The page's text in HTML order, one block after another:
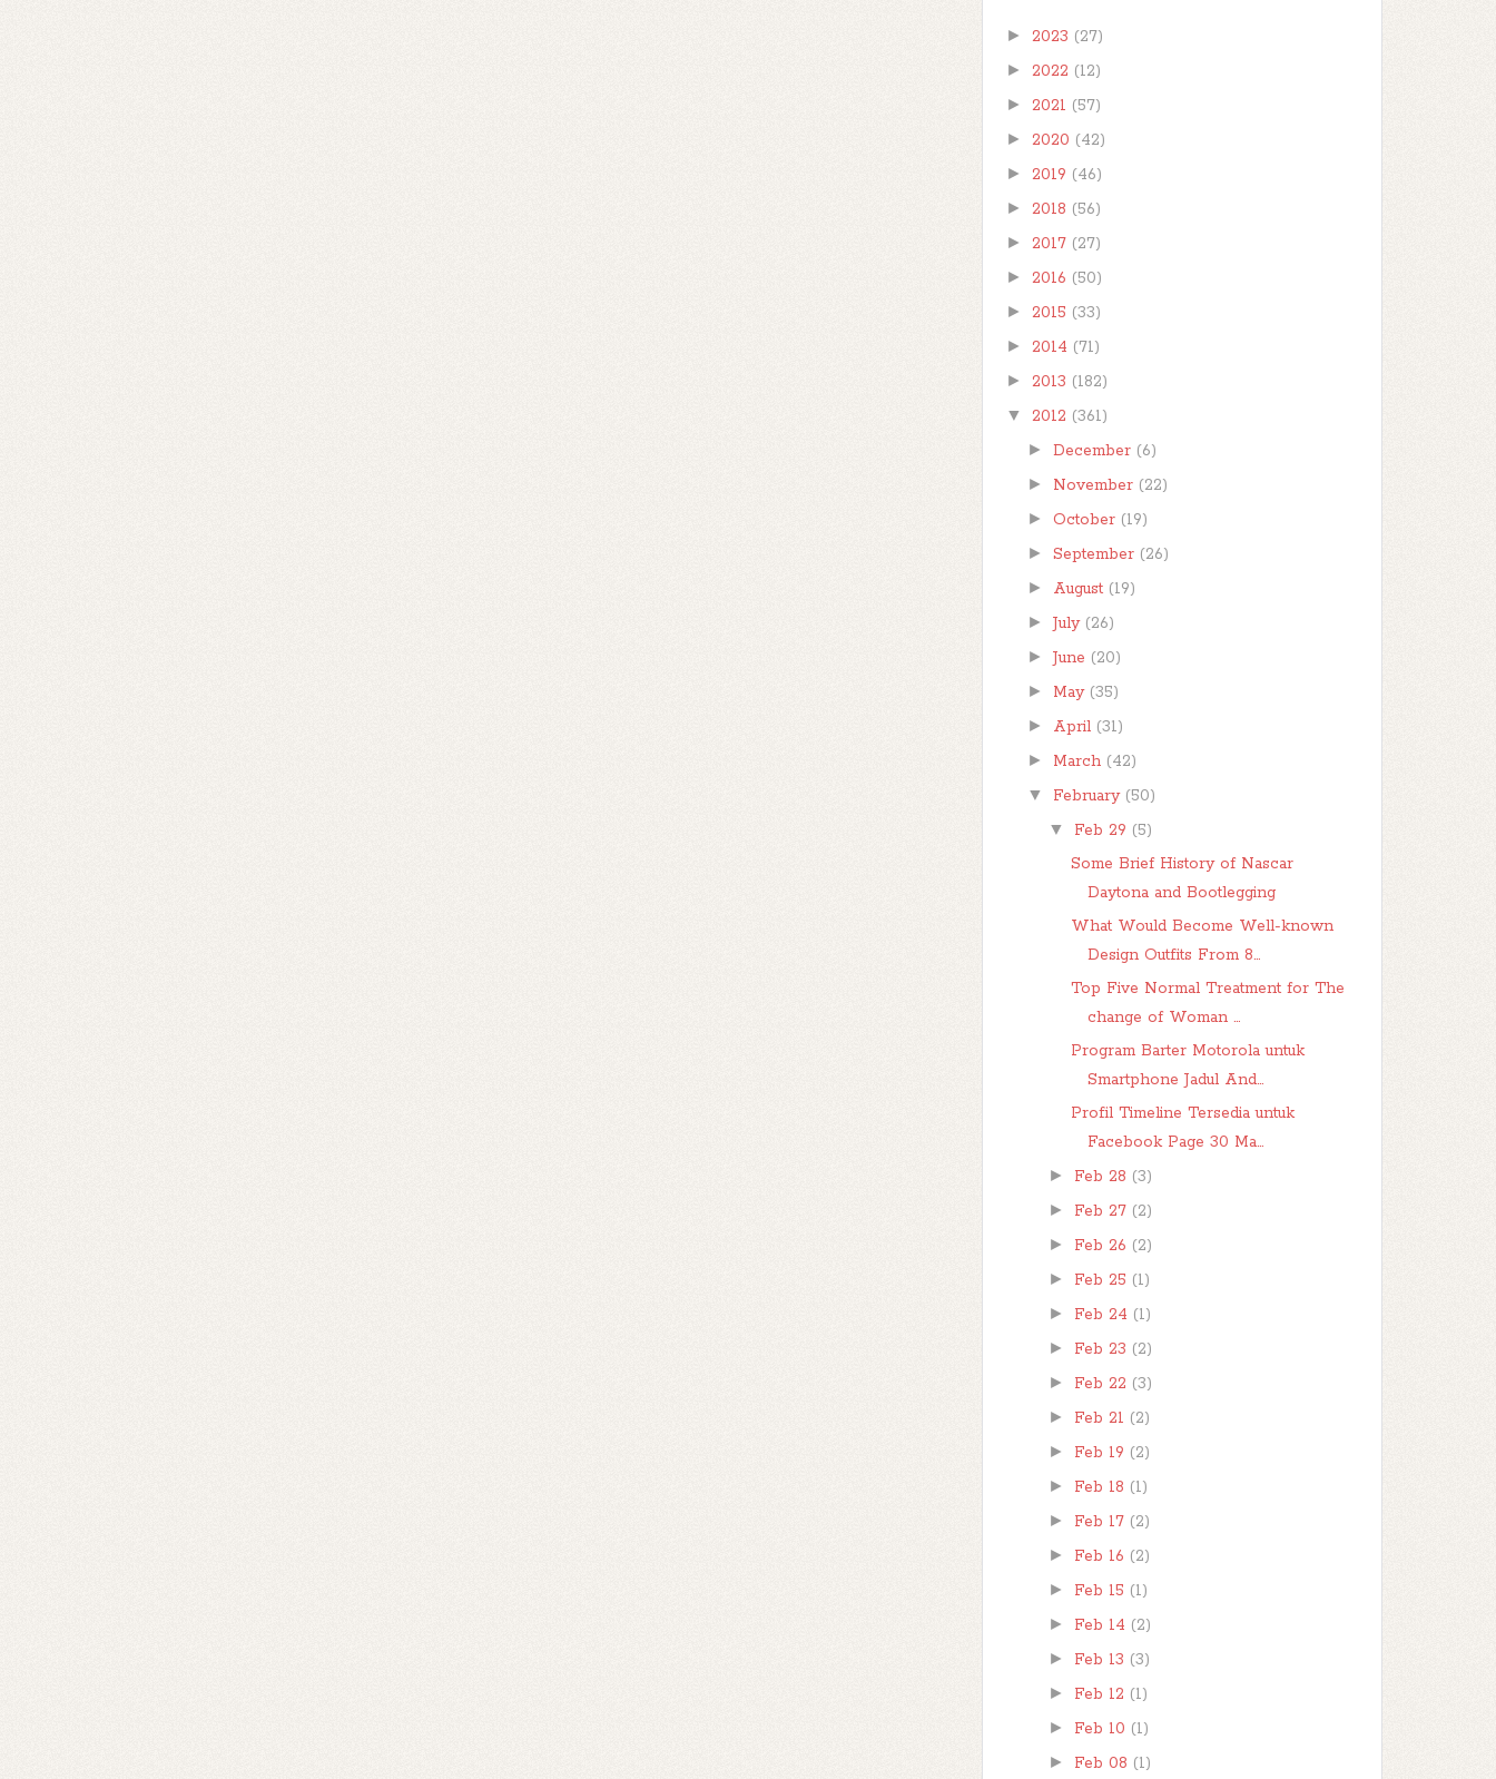
► 2023 (27)
► 2022 (12)
► 2021 (57)
► 2020 (42)
► 2019 (46)
► 2018 (56)
► 2017 (27)
► 2016 (50)
► 2015 (33)
► 2014 (71)
► 2013 (182)
▼ 2012 (361)
►December (6)
► November (22)
► October (19)
►September (26)
► August (19)
►July (26)
►June (20)
► May (35)
► April (31)
► March (42)
▼ February (50)
▼ Feb 29 (5)
Some Brief History of Nascar
Daytona and Bootlegging
What Would Become Well-known
Design Outfits From 8...
Top Five Normal Treatment for The
change of Woman ...
Program Barter Motorola untuk
Smartphone Jadul And...
Profil Timeline Tersedia untuk
Facebook Page 30 Ma...
► Feb 28 (3)
► Feb 27 (2)
► Feb 26 (2)
► Feb 25 (1)
► Feb 24 (1)
► Feb 23 (2)
► Feb 22 (3)
► Feb 21 (2)
► Feb 19 (2)
► Feb 18 (1)
► Feb 17 (2)
► Feb 16 (2)
► Feb 15 (1)
► Feb 14 (2)
► Feb 13 (3)
► Feb 12 (1)
► Feb 10 (1)
► Feb 08 (1)